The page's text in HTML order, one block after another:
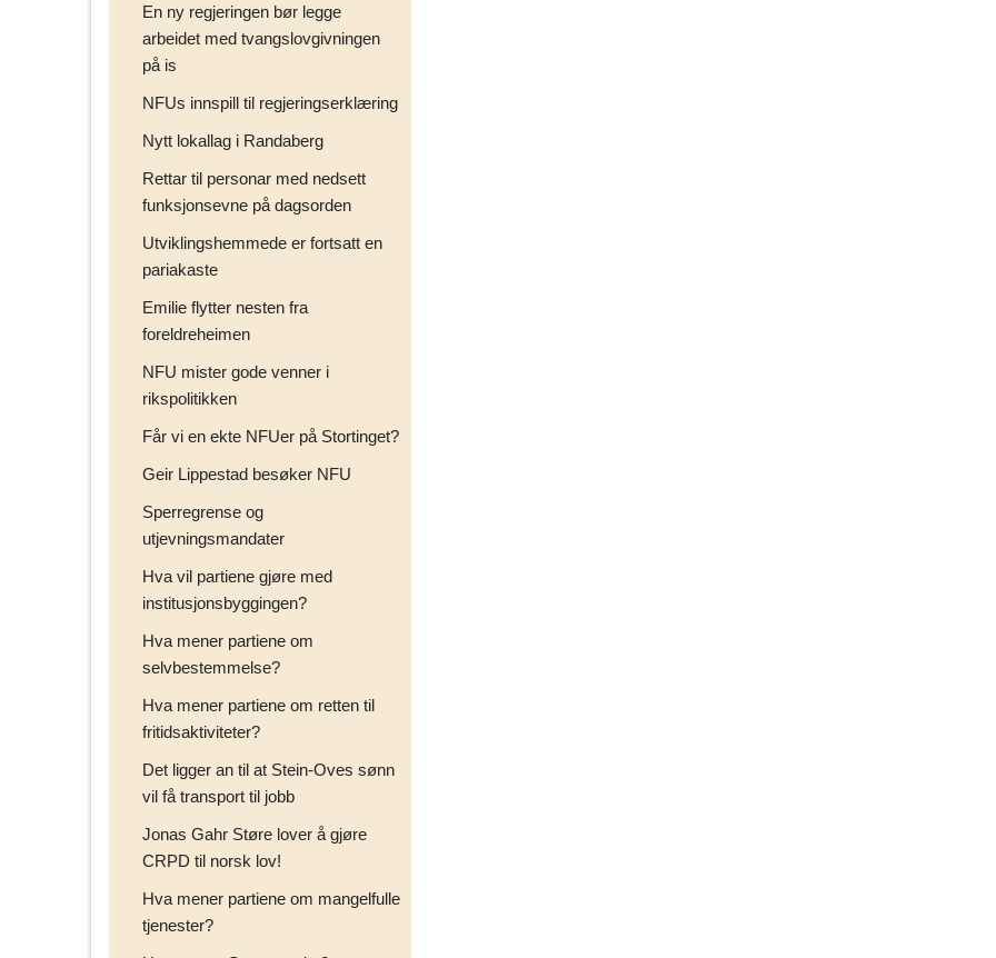
En ny regjeringen bør legge
arbeidet med tvangslovgivningen
på is
NFUs innspill til regjeringserklæring
Nytt lokallag i Randaberg
Rettar til personar med nedsett
funksjonsevne på dagsorden
Utviklingshemmede er fortsatt en
pariakaste
Emilie flytter nesten fra
foreldreheimen
NFU mister gode venner i
rikspolitikken
Får vi en ekte NFUer på Stortinget?
Geir Lippestad besøker NFU
Sperregrense og
utjevningsmandater
Hva vil partiene gjøre med
institusjonsbyggingen?
Hva mener partiene om
selvbestemmelse?
Hva mener partiene om retten til
fritidsaktiviteter?
Det ligger an til at Stein-Oves sønn
vil få transport til jobb
Jonas Gahr Støre lover å gjøre
CRPD til norsk lov!
Hva mener partiene om mangelfulle
tjenester?